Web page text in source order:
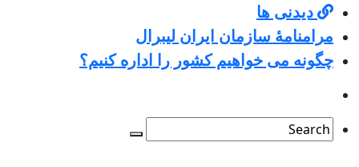
دیدنی ها
مرامنامۀ سازمان ایران لیبرال
چگونه می خواهیم کشور را اداره کنیم؟